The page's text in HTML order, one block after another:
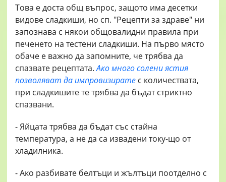
Това е доста общ въпрос, защото има десетки
видове сладкиши, но сп. "Рецепти за здраве" ни
запознава с някои общовалидни правила при
печенето на тестени сладкиши. На първо място
обаче е важно да запомните, че трябва да
спазвате рецептата.Ако много солени ястия
позволяват да импровизирате с количествата,
при сладкишите те трябва да бъдат стриктно
спазвани.
- Яйцата трябва да бъдат със стайна
температура, а не да са извадени току-що от
хладилника.
- Ако разбивате белтъци и жълтъци поотделно с